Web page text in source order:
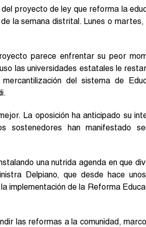
proyecto de ley que reforma la
la semana distrital. Lunes o martes,
parece enfrentar su peor
las universidades estatales le
del sistema de
La oposición ha anticipado su
sostenedores han manifestado
una nutrida agenda en que
Delpiano, que desde hace
implementación de la Reforma
las reformas a la comunidad,